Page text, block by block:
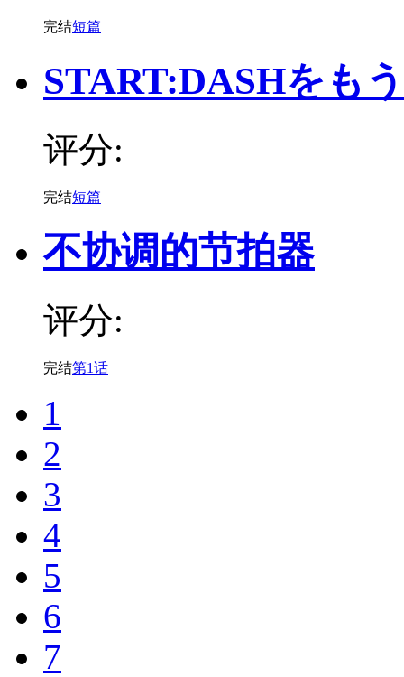
完结短篇
START:DASHをも
评分:
完结短篇
不协调的节拍器
评分:
完结第1话
1
2
3
4
5
6
7